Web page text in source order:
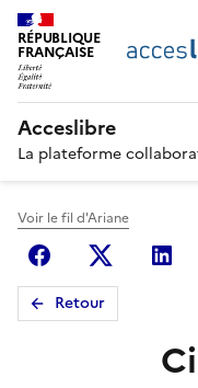
RÉPUBLIQUE
FRANÇAISE
Acceslibre
La plateforme
Voir le fil d'Ariane
FacebookX
Retour